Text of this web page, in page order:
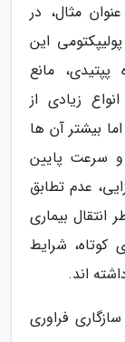
مثال، در
این
پپتیدی، مانع
زیادی از
بیشتر آن ها
و سرعت پایین
عدم تطابق
بیماری
کوتاه، شرایط
اند.
فراوری